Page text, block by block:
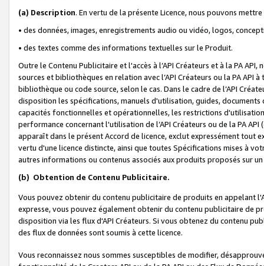
(a) Description. En vertu de la présente Licence, nous pouvons
• des données, images, enregistrements audio ou vidéo, logos,
• des textes comme des informations textuelles sur le Produit.
Outre le Contenu Publicitaire et l'accès à l’API Créateurs et à la PA
sources et bibliothèques en relation avec l’API Créateurs ou la PA
bibliothèque ou code source, selon le cas. Dans le cadre de l’API
disposition les spécifications, manuels d'utilisation, guides,
capacités fonctionnelles et opérationnelles, les restrictions
performance concernant l'utilisation de l’API Créateurs ou de la PA
apparaît dans le présent Accord de licence, exclut expressément tout
vertu d'une licence distincte, ainsi que toutes Spécifications mises à
autres informations ou contenus associés aux produits proposés sur
(b) Obtention de Contenu Publicitaire.
Vous pouvez obtenir du contenu publicitaire de produits en appelant
expresse, vous pouvez également obtenir du contenu publicitaire de
disposition via les flux d'API Créateurs. Si vous obtenez du contenu
des flux de données sont soumis à cette licence.
Vous reconnaissez nous sommes susceptibles de modifier,